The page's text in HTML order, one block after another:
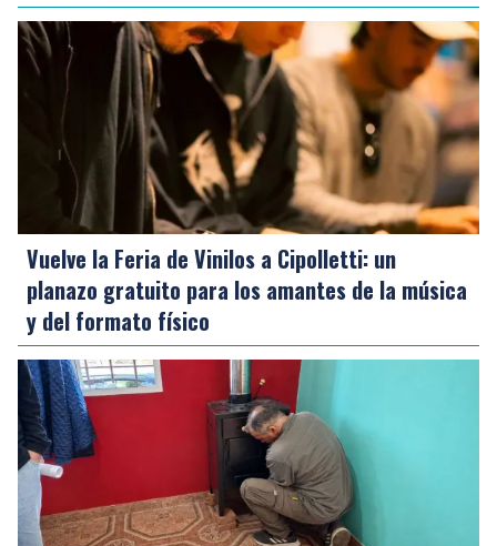
Vuelve la Feria de Vinilos a Cipolletti: un
planazo gratuito para los amantes de la música
y del formato físico